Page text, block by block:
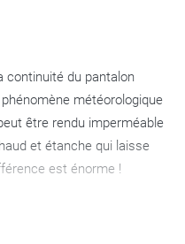
continuité du pantalon
météorologique
être rendu imperméable
et étanche qui laisse
est énorme !
version pour hommes et